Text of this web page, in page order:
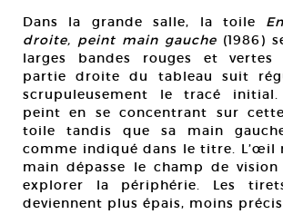
Dans la grande salle, la toile
droite, peint main gauche (1986)
larges bandes rouges et vertes
partie droite du tableau suit
scrupuleusement le tracé
peint en se concentrant sur
toile tandis que sa main
comme indiqué dans le titre. L’œil
main dépasse le champ de
explorer la périphérie. Les
deviennent plus épais, moins